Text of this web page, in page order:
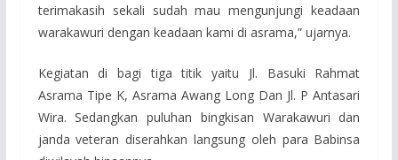
terimakasih sekali sudah mau mengunjungi keadaan
warakawuri dengan keadaan kami di asrama,” ujarnya.
Kegiatan di bagi tiga titik yaitu Jl. Basuki Rahmat
Asrama Tipe K, Asrama Awang Long Dan Jl. P Antasari
Wira. Sedangkan puluhan bingkisan Warakawuri dan
janda veteran diserahkan langsung oleh para Babinsa